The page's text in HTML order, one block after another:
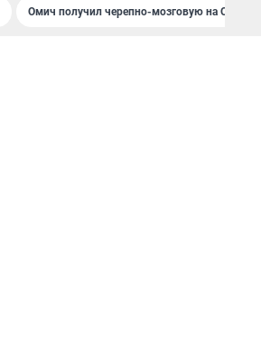
Омич получил черепно-мозговую на ОНПЗ